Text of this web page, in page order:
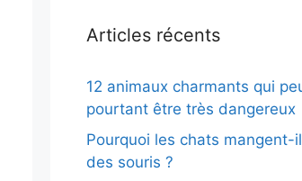
Articles récents
12 animaux charmants qui
pourtant être très dangereux
Pourquoi les chats mangent-
des souris ?